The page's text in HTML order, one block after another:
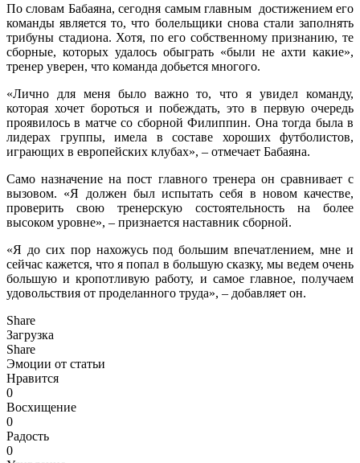
По словам Бабаяна, сегодня самым главным достижением его
команды является то, что болельщики снова стали заполнять
трибуны стадиона. Хотя, по его собственному признанию, те
сборные, которых удалось обыграть «были не ахти какие»,
тренер уверен, что команда добьется многого.
«Лично для меня было важно то, что я увидел команду,
которая хочет бороться и побеждать, это в первую очередь
проявилось в матче со сборной Филиппин. Она тогда была в
лидерах группы, имела в составе хороших футболистов,
играющих в европейских клубах», – отмечает Бабаяна.
Само назначение на пост главного тренера он сравнивает с
вызовом. «Я должен был испытать себя в новом качестве,
проверить свою тренерскую состоятельность на более
высоком уровне», – признается наставник сборной.
«Я до сих пор нахожусь под большим впечатлением, мне и
сейчас кажется, что я попал в большую сказку, мы ведем очень
большую и кропотливую работу, и самое главное, получаем
удовольствия от проделанного труда», – добавляет он.
Share
Загрузка
Share
Эмоции от статьи
Нравится
0
Восхищение
0
Радость
0